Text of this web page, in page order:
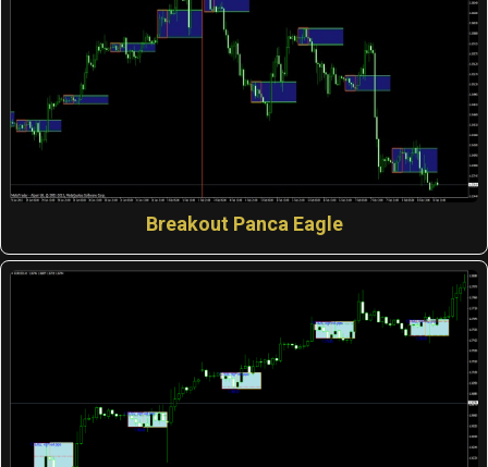
Breakout Panca Eagle